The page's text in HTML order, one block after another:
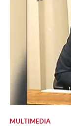
MULTIMEDIA